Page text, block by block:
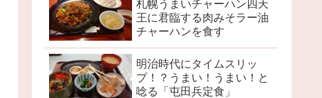
札幌うまいチャーハン四天
王に君臨する肉みそラー油
チャーハンを食す
明治時代にタイムスリッ
プ！？うまい！うまい！と
唸る「屯田兵定食」